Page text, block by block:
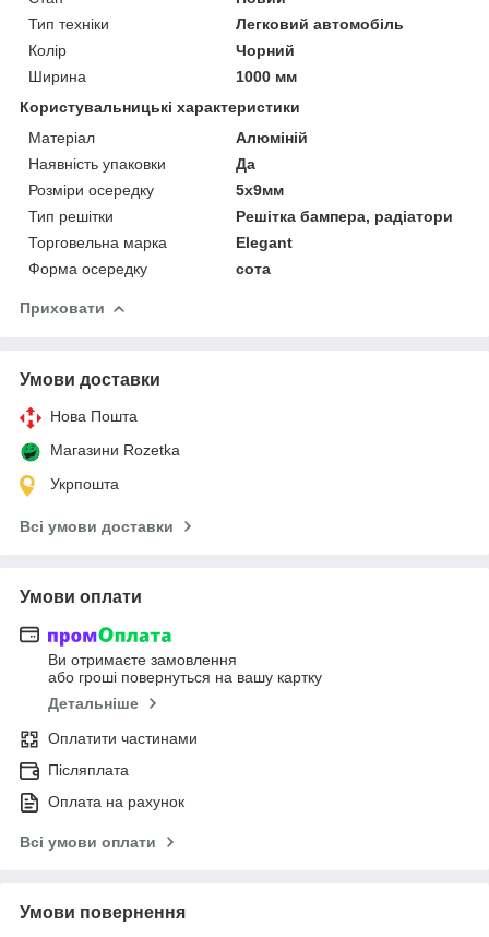
Тип техніки
Легковий автомобіль
Колір
Чорний
Ширина
1000 мм
Користувальницькі характеристики
Матеріал
Алюміній
Наявність упаковки
Да
Розміри осередку
5х9мм
Тип решітки
Решітка бампера, радіатори
Торговельна марка
Elegant
Форма осередку
сота
Приховати
Умови доставки
Нова Пошта
Магазини Rozetka
Укрпошта
Всі умови доставки
Умови оплати
Ви отримаєте замовлення
або гроші повернуться на вашу картку
Детальніше
Оплатити частинами
Післяплата
Оплата на рахунок
Всі умови оплати
Умови повернення